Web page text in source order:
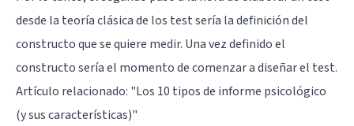
desde la teoría clásica de los test sería la definición del
constructo que se quiere medir. Una vez definido el
constructo sería el momento de comenzar a diseñar el test.
Artículo relacionado: "Los 10 tipos de informe psicológico
(y sus características)"